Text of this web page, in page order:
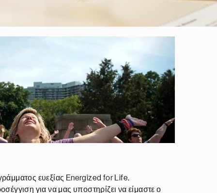
ευεξίας Energized for Life,
για να μας υποστηρίζει να είμαστε ο